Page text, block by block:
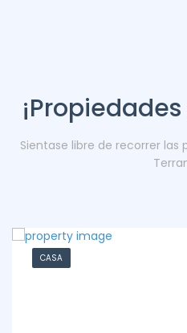
Sientase libre de recorrer
CASA